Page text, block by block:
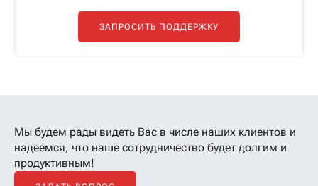
ЗАПРОСИТЬ ПОДДЕРЖКУ
Мы будем рады видеть Вас в числе наших клиентов и
надеемся, что наше сотрудничество будет долгим и
продуктивным!